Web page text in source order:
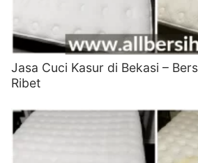
Jasa Cuci Kasur di Bekasi –
Ribet